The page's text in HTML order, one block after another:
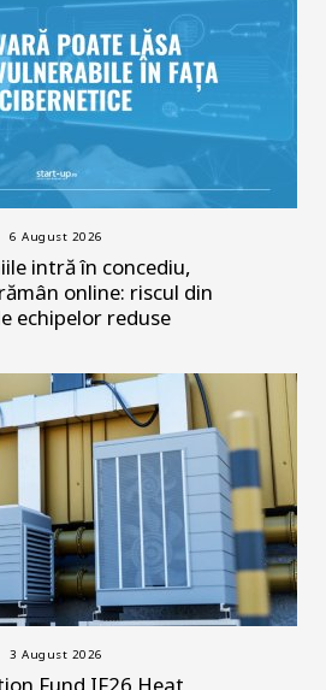
6 August 2026
intră în concediu,
online: riscul din
echipelor reduse
3 August 2026
Fund IF26 Heat